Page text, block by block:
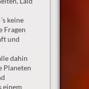
keine
Fragen
und
dahin
Planeten
einem